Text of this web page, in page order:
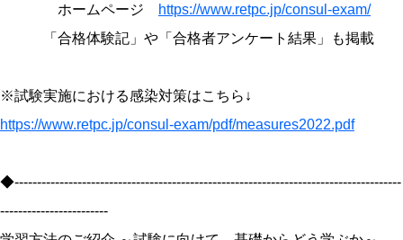
ホームページ
https://www.retpc.jp/consul-exam/
「合格体験記」や「合格者アンケート結果」も掲載
※試験実施における感染対策はこちら↓
https://www.retpc.jp/consul-exam/pdf/measures2022.pdf
◆--------------------------------------------------------------------------------------
------------------------